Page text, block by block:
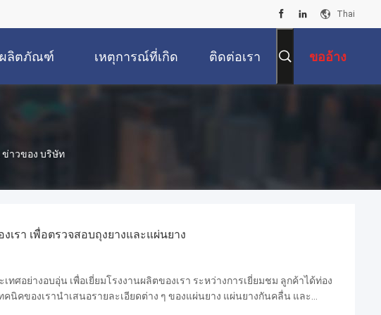
Thai
ผลิตภัณฑ์ เหตุการณ์ที่เกิด ติดต่อเรา ขออ้าง
ข่าวของ บริษัท
เรา เพื่อตรวจสอบถุงยางและแผ่นยาง
ศอย่างอบอุ่น เพื่อเยี่ยมโรงงานผลิตของเรา ระหว่างการเยี่ยมชม ลูกค้าได้ท่อง
คนิคของเรานําเสนอรายละเอียดต่าง ๆ ของแผ่นยาง แผ่นยางกันคลื่น และ